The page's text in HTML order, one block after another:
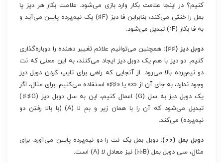
کنیم؟ در اینجا علامت بکار وارد بازی می‌شود. علامت بکار هر دیز یا
بمل را خنثی می‌کند، بنابراین فا دیز (F♯) یک نیم‌پرده پایین می‌آید و
به فا بکار (F♮) تبدیل می‌شود.
دوبل دیز (♯♯): همچنین می‌توانیم علائم تغییر دهنده را دوباره‌گذاری
کنیم. دو دیز با هم یک دوبل دیز ایجاد می‌کنند، به این معنی که نت
دو نیم‌پرده بالا می‌رود. از آنجایی که راهی برای تایپ کردن دوبل دیز
وجود ندارد، به جای آن از «x» یا «♯♯» استفاده می‌کنیم. برای مثال، اگر
یک دوبل دیز به سل (G) اعمال کنیم، این به سل دوبل دیز (G♯♯)
تبدیل می‌شود که آن را با همان زیر و بمِ لا (A) (با بالا رفتن دو
نیم‌پرده) می‌کند.
دوبل بمل (♭♭):دوبل بمل یک نت را دو نیم‌پرده پایین می‌آورد. برای
مثال، سی دوبل بمل (B♭♭) نیز معادل لا (A) است.